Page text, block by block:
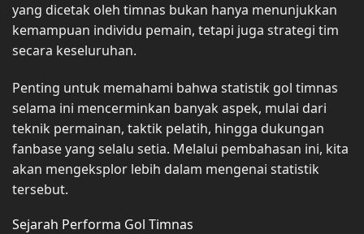
yang dicetak oleh timnas bukan hanya menunjukkan
kemampuan individu pemain, tetapi juga strategi tim
secara keseluruhan.
Penting untuk memahami bahwa statistik gol timnas
selama ini mencerminkan banyak aspek, mulai dari
teknik permainan, taktik pelatih, hingga dukungan
fanbase yang selalu setia. Melalui pembahasan ini, kita
akan mengeksplor lebih dalam mengenai statistik
tersebut.
Sejarah Performa Gol Timnas